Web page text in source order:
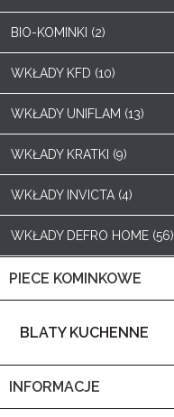
BIO-KOMINKI (2)
WKŁADY KFD (10)
WKŁADY UNIFLAM (13)
WKŁADY KRATKI (9)
WKŁADY INVICTA (4)
WKŁADY DEFRO HOME (56)
PIECE KOMINKOWE
BLATY KUCHENNE
INFORMACJE